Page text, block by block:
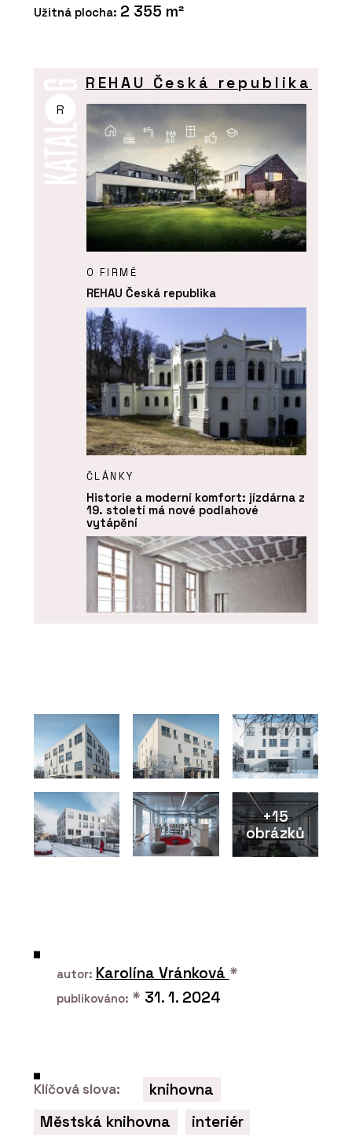
Užitná plocha: 2 355 m²
R
REHAU Česká republika
O FIRMĚ
REHAU Česká republika
ČLÁNKY
Historie a moderní komfort: jízdárna z
19. století má nové podlahové
vytápění
Vytápění a chlazení - REHAU
PRODUKTY
+15
obrázků
autor: Karolína Vránková *
publikováno: * 31. 1. 2024
Klíčová slova:
knihovna
Městská knihovna
interiér